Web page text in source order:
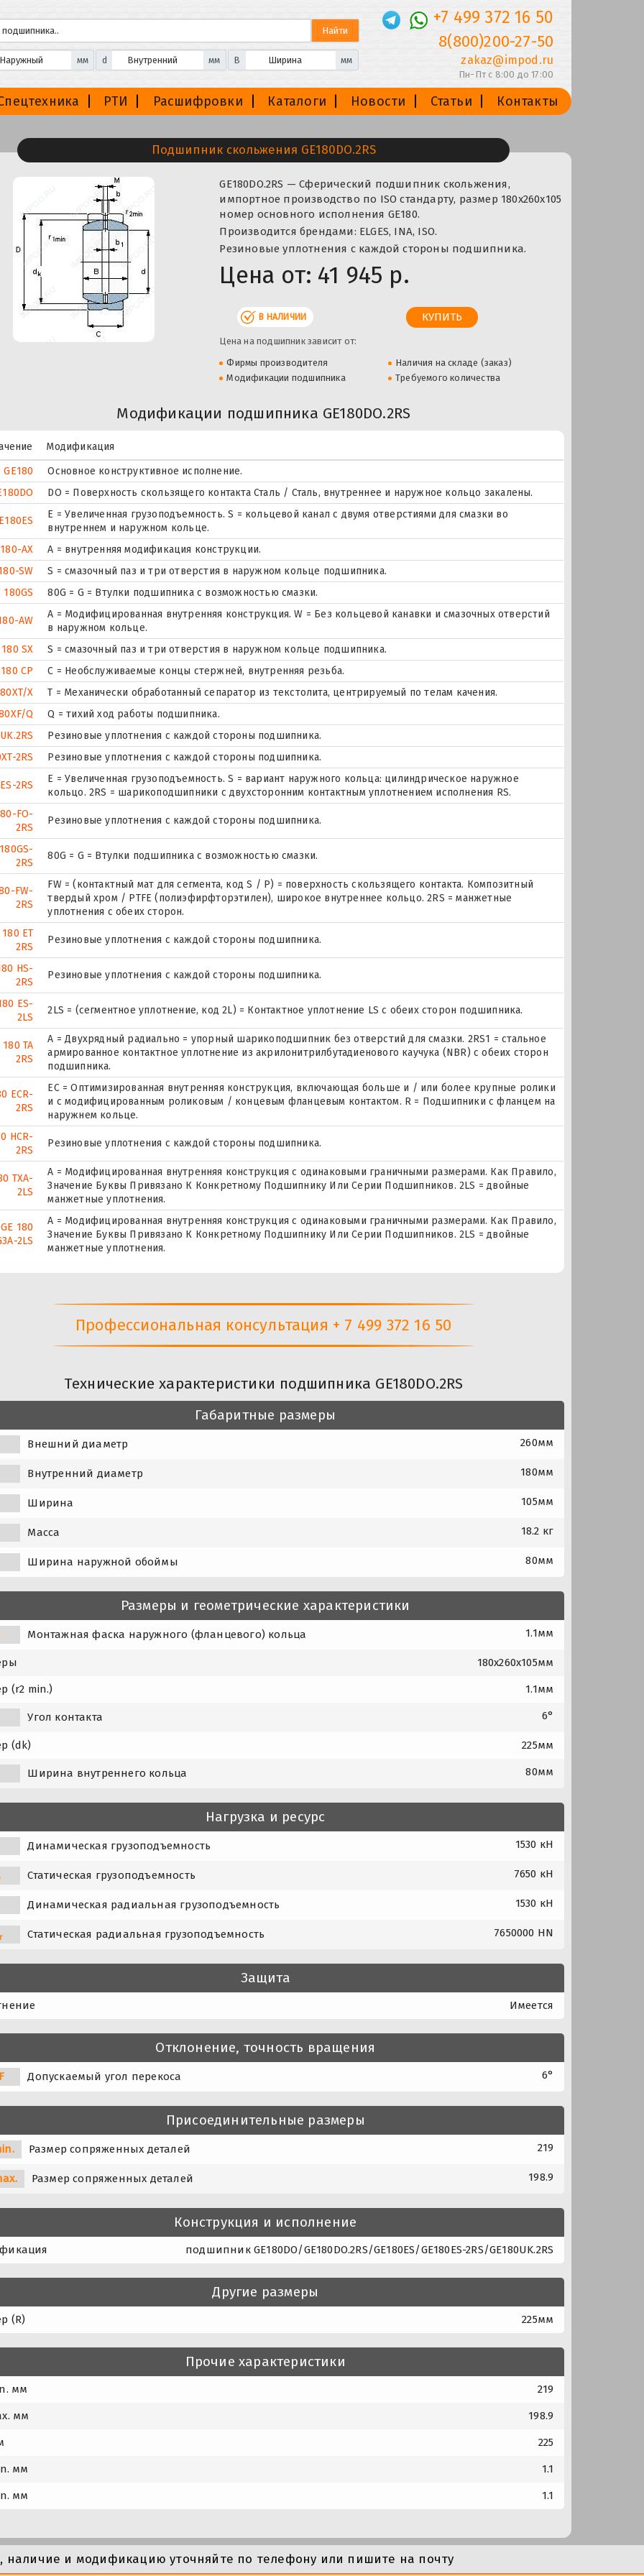
мм d мм B мм
+7 499 372 16 50
8(800)200-27-50
zakaz@impod.ru
Пн-Пт с 8:00 до 17:00
РТИ Расшифровки Каталоги Новости Статьи Контакты
Подшипник скольжения GE180DO.2RS
GE180DO.2RS — Сферический подшипник скольжения,
импортное производство по ISO стандарту, размер 180x260x105
номер основного исполнения GE180.
Производится брендами: ELGES, INA, ISO.
Резиновые уплотнения с каждой стороны подшипника.
Цена от: 41 945 р.
В НАЛИЧИИ
Цена на подшипник зависит от:
Фирмы производителя
Наличия на складе (заказ)
Модификации подшипника
Требуемого количества
Модификации подшипника GE180DO.2RS
Модификация
GE180
Основное конструктивное исполнение.
DO = Поверхность скользящего контакта Сталь / Сталь, внутреннее и наружное кольцо закалены.
E = Увеличенная грузоподъемность. S = кольцевой канал с двумя отверстиями для смазки во
внутреннем и наружном кольце.
AX
A = внутренняя модификация конструкции.
SW
S = смазочный паз и три отверстия в наружном кольце подшипника.
180GS
80G = G = Втулки подшипника с возможностью смазки.
AW
A = Модифицированная внутренняя конструкция. W = Без кольцевой канавки и смазочных отверстий
в наружном кольце.
180 SX
S = смазочный паз и три отверстия в наружном кольце подшипника.
CP
С = Необслуживаемые концы стержней, внутренняя резьба.
X
T = Механически обработанный сепаратор из текстолита, центрируемый по телам качения.
Q
Q = тихий ход работы подшипника.
Резиновые уплотнения с каждой стороны подшипника.
2RS
Резиновые уплотнения с каждой стороны подшипника.
2RS
E = Увеличенная грузоподъемность. S = вариант наружного кольца: цилиндрическое наружное
кольцо. 2RS = шарикоподшипники с двухсторонним контактным уплотнением исполнения RS.
FO-
2RS
Резиновые уплотнения с каждой стороны подшипника.
2RS
80G = G = Втулки подшипника с возможностью смазки.
FW-
2RS
FW = (контактный мат для сегмента, код S / P) = поверхность скользящего контакта. Композитный
твердый хром / PTFE (полиэфирфторэтилен), широкое внутреннее кольцо. 2RS = манжетные
уплотнения с обеих сторон.
180 ET
2RS
Резиновые уплотнения с каждой стороны подшипника.
HS-
2RS
Резиновые уплотнения с каждой стороны подшипника.
ES-
2LS
2LS = (сегментное уплотнение, код 2L) = Контактное уплотнение LS с обеих сторон подшипника.
180 TA
2RS
A = Двухрядный радиально = упорный шарикоподшипник без отверстий для смазки. 2RS1 = стальное
армированное контактное уплотнение из акрилонитрилбутадиенового каучука (NBR) с обеих сторон
подшипника.
ECR-
2RS
EC = Оптимизированная внутренняя конструкция, включающая больше и / или более крупные ролики
и с модифицированным роликовым / концевым фланцевым контактом. R = Подшипники с фланцем на
наружнем кольце.
HCR-
2RS
Резиновые уплотнения с каждой стороны подшипника.
TXA-
2LS
A = Модифицированная внутренняя конструкция с одинаковыми граничными размерами. Как Правило,
Значение Буквы Привязано К Конкретному Подшипнику Или Серии Подшипников. 2LS = двойные
манжетные уплотнения.
GE 180
2LS
A = Модифицированная внутренняя конструкция с одинаковыми граничными размерами. Как Правило,
Значение Буквы Привязано К Конкретному Подшипнику Или Серии Подшипников. 2LS = двойные
манжетные уплотнения.
Профессиональная консультация + 7 499 372 16 50
Технические характеристики подшипника GE180DO.2RS
Габаритные размеры
Внешний диаметр 260мм
Внутренний диаметр 180мм
Ширина 105мм
Масса 18.2 кг
Ширина наружной обоймы 80мм
Размеры и геометрические характеристики
Монтажная фаска наружного (фланцевого) кольца 1.1мм
180x260x105мм
(r2 min.) 1.1мм
Угол контакта 6°
(dk) 225мм
Ширина внутреннего кольца 80мм
Нагрузка и ресурс
Динамическая грузоподъемность 1530 кН
Статическая грузоподъемность 7650 кН
Динамическая радиальная грузоподъемность 1530 кН
Статическая радиальная грузоподъемность 7650000 HN
Защита
Имеется
Отклонение, точность вращения
Допускаемый угол перекоса 6°
Присоединительные размеры
Размер сопряженных деталей 219
Размер сопряженных деталей 198.9
Конструкция и исполнение
подшипник GE180DO/GE180DO.2RS/GE180ES/GE180ES-2RS/GE180UK.2RS
Другие размеры
(R) 225мм
Прочие характеристики
мм 219
мм 198.9
225
мм 1.1
мм 1.1
наличие и модификацию уточняйте по телефону или пишите на почту